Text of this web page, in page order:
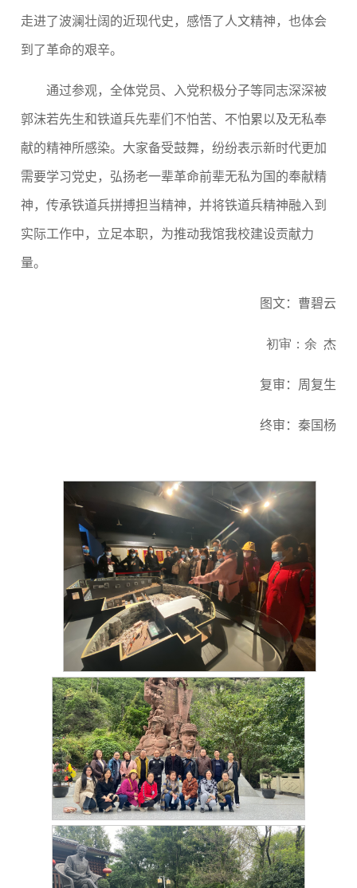
走进了波澜壮阔的近现代史，感悟了人文精神，也体会
到了革命的艰辛。
通过参观，全体党员、入党积极分子等同志深深被
郭沫若先生和铁道兵先辈们不怕苦、不怕累以及无私奉
献的精神所感染。大家备受鼓舞，纷纷表示新时代更加
需要学习党史，弘扬老一辈革命前辈无私为国的奉献精
神，传承铁道兵拼搏担当精神，并将铁道兵精神融入到
实际工作中，立足本职，为推动我馆我校建设贡献力
量。
图文：曹碧云
初审：余 杰
复审：周复生
终审：秦国杨